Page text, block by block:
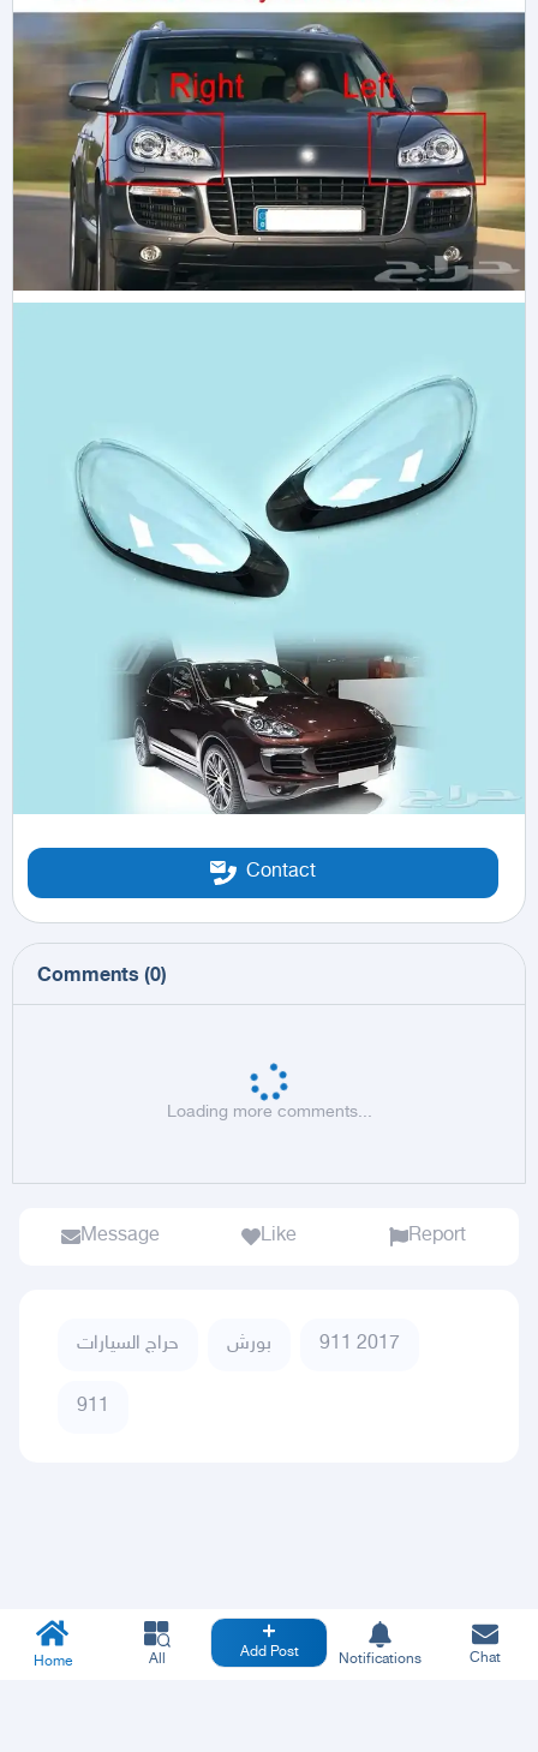
Contact
Comments (0)
Loading more comments...
Message Like Report
حراج السيارات بورش 911 2017
911
Home All Add Post Notifications Chat